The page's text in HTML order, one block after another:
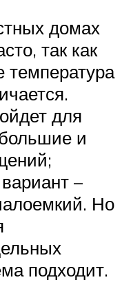
домах
так как
температура
для
и
–
Но
подходит.